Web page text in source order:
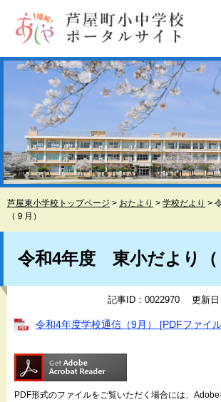
先を
文
へ
芦屋東小学校トップページ > おたより > 学校だより >
（９月）
令和4年度 東小だより（
記事ID：0022970 更新
令和4年度学校通信（9月） [PDFファイ
PDF形式のファイルをご覧いただく場合には、